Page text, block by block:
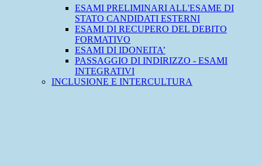
ESAMI PRELIMINARI ALL'ESAME DI
STATO CANDIDATI ESTERNI
ESAMI DI RECUPERO DEL DEBITO
FORMATIVO
ESAMI DI IDONEITA’
PASSAGGIO DI INDIRIZZO - ESAMI
INTEGRATIVI
INCLUSIONE E INTERCULTURA